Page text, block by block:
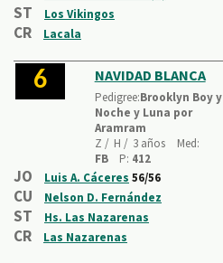
ST Los Vikingos
CR Lacala
6 NAVIDAD BLANCA
Pedigree:Brooklyn Boy y
Noche y Luna por
Aramram
Z / H / 3 años
Med:
FB
P: 412
JO Luis A. Cáceres 56/56
CU Nelson D. Fernández
ST Hs. Las Nazarenas
CR Las Nazarenas